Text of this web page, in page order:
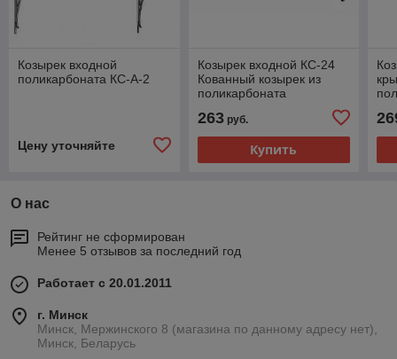
Козырек входной
поликарбоната КС-А-2
Цену уточняйте
Козырек входной КС-24
Кованный козырек из
поликарбоната
263руб.
Купить
О нас
Рейтинг не сформирован
Менее 5 отзывов за последний год
Работает с 20.01.2011
г. Минск
Минск, Мержинского 8 (магазина по данному адресу нет),
Минск, Беларусь